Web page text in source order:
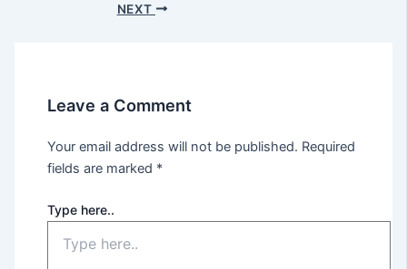
NEXT
Leave a Comment
Your email address will not be published. Required
fields are marked *
Type here..